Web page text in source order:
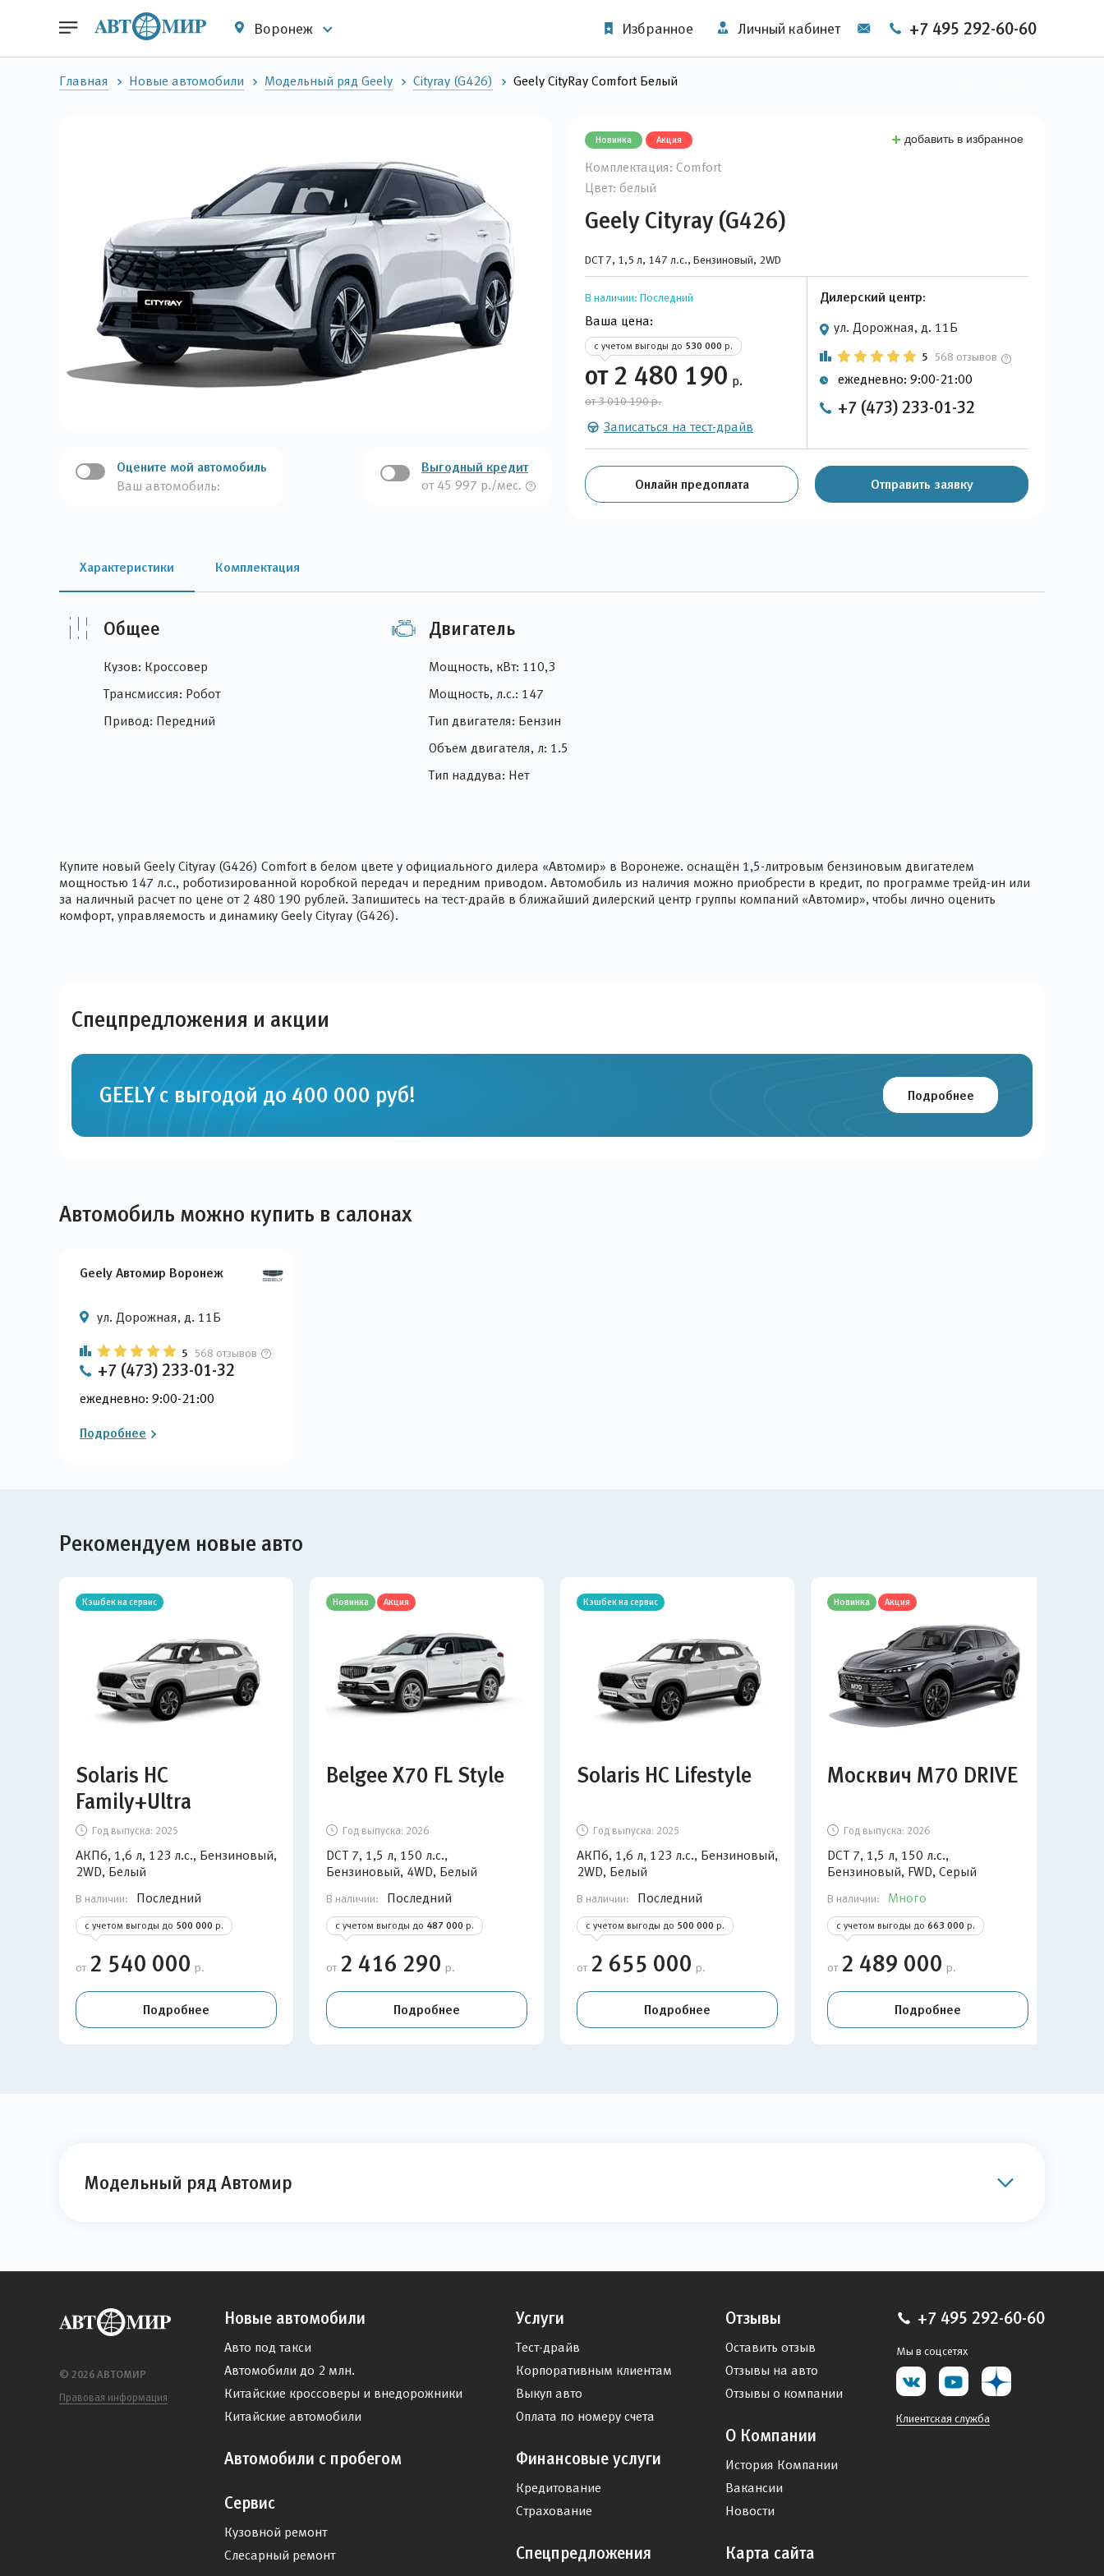
Воронеж Избранное Личный кабинет +7 495 292-60-60
Главная Новые автомобили Модельный ряд Geely Cityray (G426) Geely CityRay Comfort Белый
Оцените мой автомобиль
Ваш автомобиль:
Выгодный кредит
от 45 997 р./мес.
Новинка Акция добавить в избранное
Комплектация: Comfort
Цвет: белый
Geely Cityray (G426)
DCT 7, 1,5 л, 147 л.с., Бензиновый, 2WD
В наличии: Последний
Ваша цена:
с учетом выгоды до 530 000 р.
от 2 480 190 р.
от 3 010 190 р.
Записаться на тест-драйв
Дилерский центр:
ул. Дорожная, д. 11Б
5 568 отзывов
ежедневно: 9:00-21:00
+7 (473) 233-01-32
Онлайн предоплата Отправить заявку
Характеристики Комплектация
Общее
Кузов: Кроссовер
Трансмиссия: Робот
Привод: Передний
Двигатель
Мощность, кВт: 110,3
Мощность, л.с.: 147
Тип двигателя: Бензин
Объем двигателя, л: 1.5
Тип наддува: Нет
Купите новый Geely Cityray (G426) Comfort в белом цвете у официального дилера «Автомир» в Воронеже. оснащён 1,5-литровым бензиновым двигателем
мощностью 147 л.с., роботизированной коробкой передач и передним приводом. Автомобиль из наличия можно приобрести в кредит, по программе трейд-ин или
за наличный расчет по цене от 2 480 190 рублей. Запишитесь на тест-драйв в ближайший дилерский центр группы компаний «Автомир», чтобы лично оценить
комфорт, управляемость и динамику Geely Cityray (G426).
Спецпредложения и акции
GEELY с выгодой до 400 000 руб! Подробнее
Автомобиль можно купить в салонах
Geely Автомир Воронеж
ул. Дорожная, д. 11Б
5 568 отзывов
+7 (473) 233-01-32
ежедневно: 9:00-21:00
Подробнее
Рекомендуем новые авто
Кэшбек на сервис
Solaris HC
Family+Ultra
Год выпуска: 2025
АКП6, 1,6 л, 123 л.с., Бензиновый,
2WD, Белый
В наличии: Последний
с учетом выгоды до 500 000 р.
от 2 540 000 р.
Подробнее
Новинка Акция
Belgee X70 FL Style
Год выпуска: 2026
DCT 7, 1,5 л, 150 л.с.,
Бензиновый, 4WD, Белый
В наличии: Последний
с учетом выгоды до 487 000 р.
от 2 416 290 р.
Подробнее
Кэшбек на сервис
Solaris HC Lifestyle
Год выпуска: 2025
АКП6, 1,6 л, 123 л.с., Бензиновый,
2WD, Белый
В наличии: Последний
с учетом выгоды до 500 000 р.
от 2 655 000 р.
Подробнее
Новинка Акция
Москвич М70 DRIVE
Год выпуска: 2026
DCT 7, 1,5 л, 150 л.с.,
Бензиновый, FWD, Серый
В наличии: Много
с учетом выгоды до 663 000 р.
от 2 489 000 р.
Подробнее
Модельный ряд Автомир
© 2026 АВТОМИР
Правовая информация
Новые автомобили
Авто под такси
Автомобили до 2 млн.
Китайские кроссоверы и внедорожники
Китайские автомобили
Автомобили с пробегом
Сервис
Кузовной ремонт
Слесарный ремонт
Услуги
Тест-драйв
Корпоративным клиентам
Выкуп авто
Оплата по номеру счета
Финансовые услуги
Кредитование
Страхование
Спецпредложения
Отзывы
Оставить отзыв
Отзывы на авто
Отзывы о компании
О Компании
История Компании
Вакансии
Новости
Карта сайта
+7 495 292-60-60
Мы в соцсетях
Клиентская служба